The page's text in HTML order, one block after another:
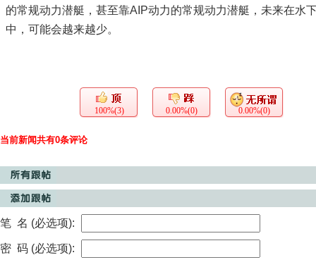
的常规动力潜艇，甚至靠AIP动力的常规动力潜艇，未来在水
中，可能会越来越少。
100%(3) 0.00%(0) 0.00%(0)
当前新闻共有0条评论
笔 名 (必选项):
密 码 (必选项):